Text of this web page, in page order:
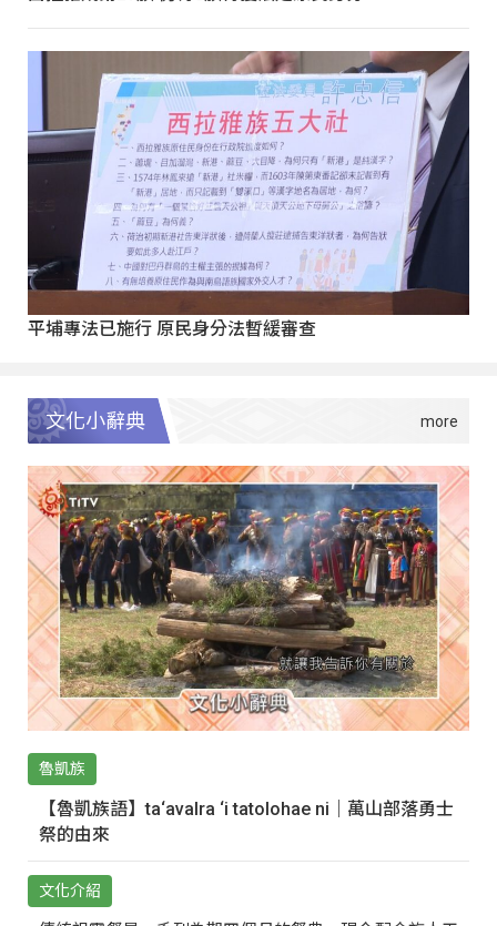
平埔專法已施行 原民身分法暫緩審查
文化小辭典
魯凱族
【魯凱族語】ta‘avalra ‘i tatolohae ni｜萬山部落勇士
祭的由來
文化介紹